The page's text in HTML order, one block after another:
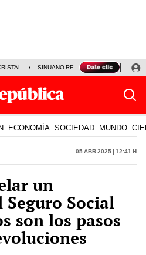
SINUANO RESULTADOS HOY
ECONOMÍA SOCIEDAD MUNDO
05 Abr 2025 | 12:41 h
un
Seguro Social
son los pasos